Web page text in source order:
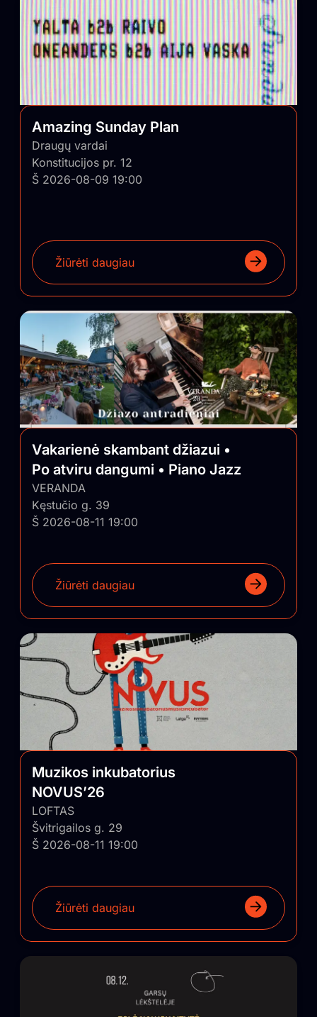
Amazing Sunday Plan
Draugų vardai
Konstitucijos pr. 12
Š 2026-08-09 19:00
Žiūrėti daugiau
Vakarienė skambant džiazui •
Po atviru dangumi • Piano Jazz
VERANDA
Kęstučio g. 39
Š 2026-08-11 19:00
Žiūrėti daugiau
Muzikos inkubatorius
NOVUS’26
LOFTAS
Švitrigailos g. 29
Š 2026-08-11 19:00
Žiūrėti daugiau